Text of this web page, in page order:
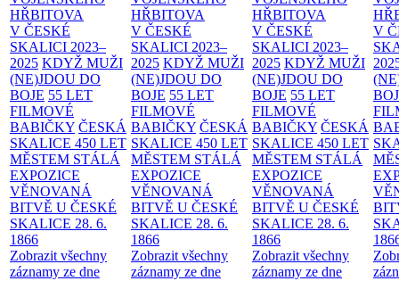
HŘBITOVA
V ČESKÉ
SKALICI 2023–
2025 KDYŽ MUŽI
(NE)JDOU DO
BOJE 55 LET
FILMOVÉ
BABIČKY ČESKÁ
SKALICE 450 LET
MĚSTEM STÁLÁ
EXPOZICE
VĚNOVANÁ
BITVĚ U ČESKÉ
SKALICE 28. 6.
1866
Zobrazit všechny
záznamy ze dne
HŘBITOVA
V ČESKÉ
SKALICI 2023–
2025 KDYŽ MUŽI
(NE)JDOU DO
BOJE 55 LET
FILMOVÉ
BABIČKY ČESKÁ
SKALICE 450 LET
MĚSTEM STÁLÁ
EXPOZICE
VĚNOVANÁ
BITVĚ U ČESKÉ
SKALICE 28. 6.
1866
Zobrazit všechny
záznamy ze dne
HŘBITOVA
V ČESKÉ
SKALICI 2023–
2025 KDYŽ MUŽI
(NE)JDOU DO
BOJE 55 LET
FILMOVÉ
BABIČKY ČESKÁ
SKALICE 450 LET
MĚSTEM STÁLÁ
EXPOZICE
VĚNOVANÁ
BITVĚ U ČESKÉ
SKALICE 28. 6.
1866
Zobrazit všechny
záznamy ze dne
V